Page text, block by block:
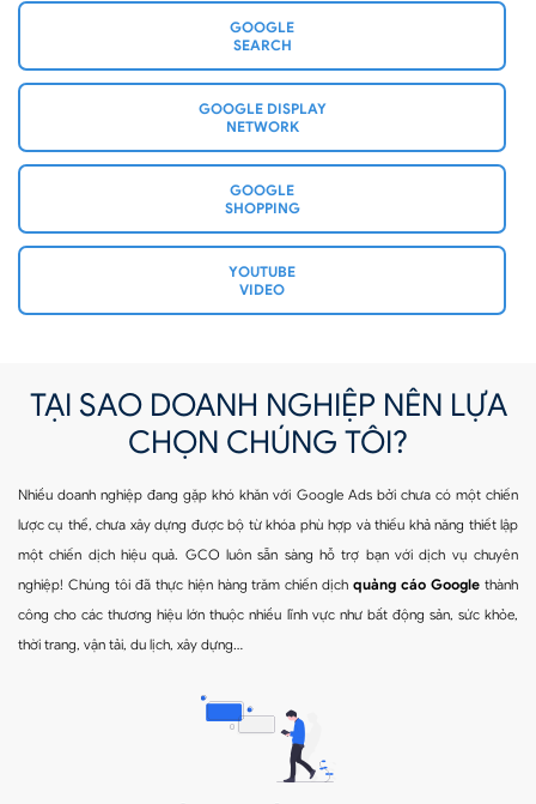
GOOGLE
SEARCH
GOOGLE DISPLAY
NETWORK
GOOGLE
SHOPPING
YOUTUBE
VIDEO
TẠI SAO DOANH NGHIỆP NÊN LỰA
CHỌN CHÚNG TÔI?
Nhiều doanh nghiệp đang gặp khó khăn với Google Ads bởi chưa có một chiến
lược cụ thể, chưa xây dựng được bộ từ khóa phù hợp và thiếu khả năng thiết lập
một chiến dịch hiệu quả. GCO luôn sẵn sàng hỗ trợ bạn với dịch vụ chuyên
nghiệp! Chúng tôi đã thực hiện hàng trăm chiến dịchquảng cáo Google thành
công cho các thương hiệu lớn thuộc nhiều lĩnh vực như bất động sản, sức khỏe,
thời trang, vận tải, du lịch, xây dựng…